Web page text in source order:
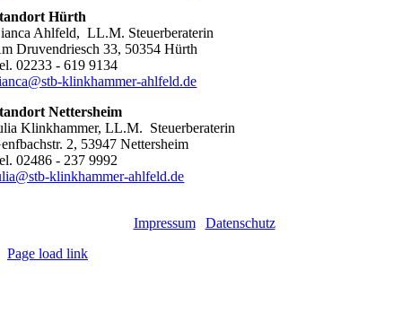
Hürth
Ahlfeld, LL.M. Steuerberaterin
Druvendriesch 33, 50354 Hürth
02233 - 619 9134
klinkhammer-ahlfeld.de
Nettersheim
Klinkhammer, LL.M. Steuerberaterin
2, 53947 Nettersheim
02486 - 237 9992
klinkhammer-ahlfeld.de
Impressum| Datenschutz
Page load link